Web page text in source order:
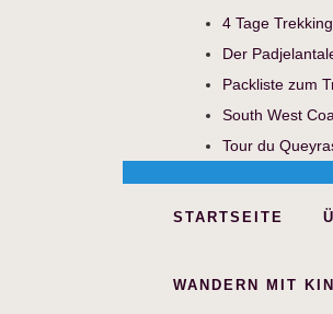
4 Tage
Der
Packliste zum
South West
Tour du
STARTSEITE
WANDERN MIT